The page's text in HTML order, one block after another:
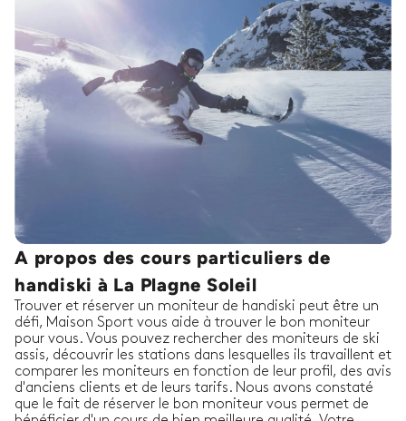
A propos des cours particuliers de
handiski à La Plagne Soleil
Trouver et réserver un moniteur de handiski peut être un
défi, Maison Sport vous aide à trouver le bon moniteur
pour vous. Vous pouvez rechercher des moniteurs de ski
assis, découvrir les stations dans lesquelles ils travaillent et
comparer les moniteurs en fonction de leur profil, des avis
d'anciens clients et de leurs tarifs. Nous avons constaté
que le fait de réserver le bon moniteur vous permet de